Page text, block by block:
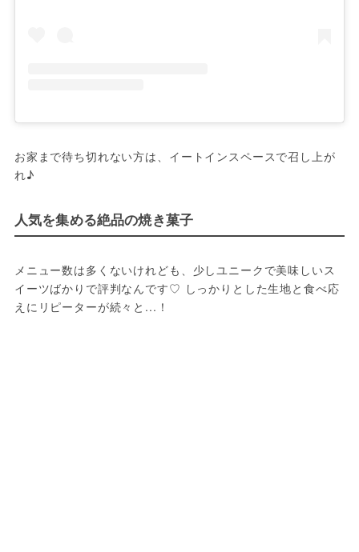
お家まで待ち切れない方は、イートインスペースで召し上が
れ♪
人気を集める絶品の焼き菓子
メニュー数は多くないけれども、少しユニークで美味しいス
イーツばかりで評判なんです♡ しっかりとした生地と食べ応
えにリピーターが続々と...！